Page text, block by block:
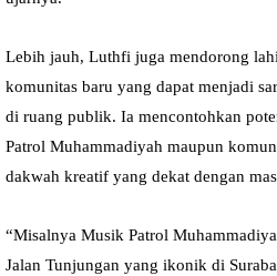
Lebih jauh, Luthfi juga mendorong
komunitas baru yang dapat menjadi
di ruang publik. Ia mencontohkan
Patrol Muhammadiyah maupun
dakwah kreatif yang dekat dengan
“Misalnya Musik Patrol
Jalan Tunjungan yang ikonik di